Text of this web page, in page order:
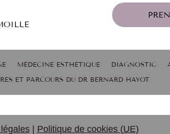
MÉDECINE ESTHÉTIQUE DIAGNOSTIC
ET PARCOURS DU DR BERNARD HAYOT
| Politique de cookies (UE)